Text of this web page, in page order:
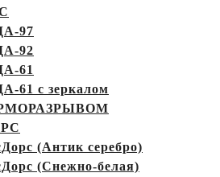
97
92
61
61 с зеркалом
(Антик серебро)
(Снежно-белая)